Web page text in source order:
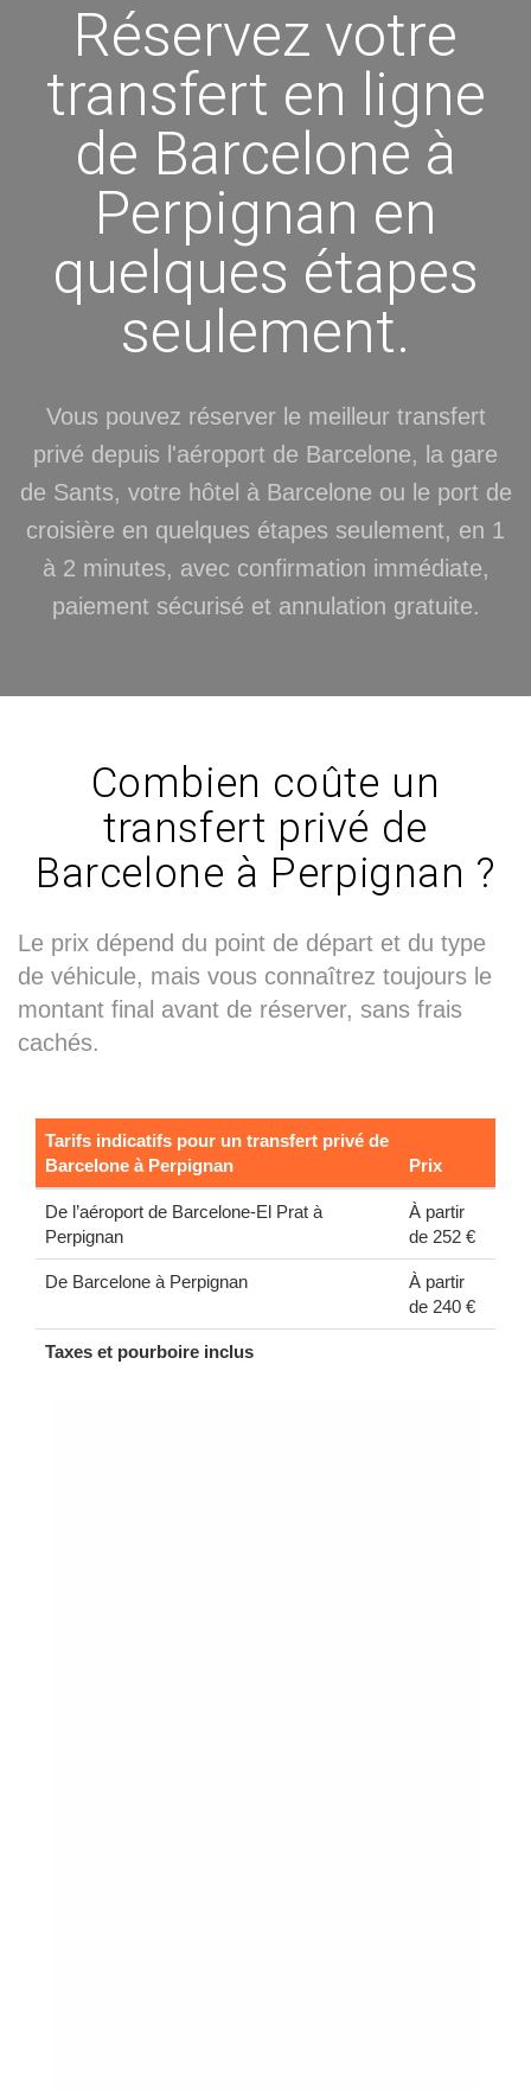
Réservez votre
transfert en ligne
de Barcelone à
Perpignan en
quelques étapes
seulement.
Vous pouvez réserver le meilleur transfert
privé depuis l'aéroport de Barcelone, la gare
de Sants, votre hôtel à Barcelone ou le port de
croisière en quelques étapes seulement, en 1
à 2 minutes, avec confirmation immédiate,
paiement sécurisé et annulation gratuite.
Combien coûte un
transfert privé de
Barcelone à Perpignan ?
Le prix dépend du point de départ et du type
de véhicule, mais vous connaîtrez toujours le
montant final avant de réserver, sans frais
cachés.
Tarifs indicatifs pour un transfert privé de
Barcelone à Perpignan
Prix
De l’aéroport de Barcelone-El Prat à
Perpignan
À partir
de 252 €
De Barcelone à Perpignan
À partir
de 240 €
Taxes et pourboire inclus